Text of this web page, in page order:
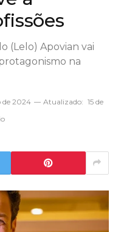
(Lelo) Apovian vai
na
de 2024 Atualizado: 15 de